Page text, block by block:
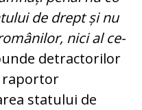
de drept și nu
nici al ce­
detractorilor
raportor
statului de